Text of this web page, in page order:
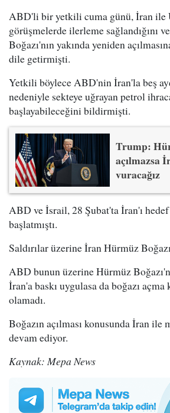
ABD'li bir yetkili cuma günü, İran ile
görüşmelerde ilerleme sağlandığını
Boğazı'nın yakında yeniden
dile getirmişti.
Yetkili böylece ABD'nin İran'la beş
nedeniyle sekteye uğrayan petrol
başlayabileceğini bildirmişti.
Trump:
açılmazsa
vuracağız
ABD ve İsrail, 28 Şubat'ta İran'ı hedef
başlatmıştı.
Saldırılar üzerine İran Hürmüz
ABD bunun üzerine Hürmüz
İran'a baskı uygulasa da boğazı açma
olamadı.
Boğazın açılması konusunda İran ile
devam ediyor.
Kaynak: Mepa News